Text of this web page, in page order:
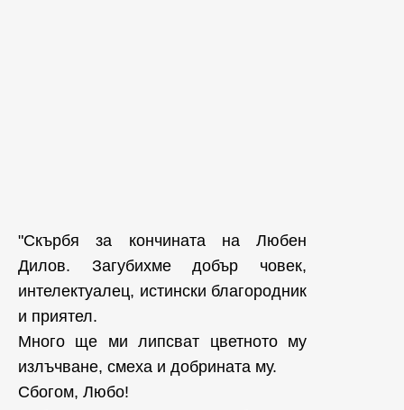
"Скърбя за кончината на Любен
Дилов. Загубихме добър човек,
интелектуалец, истински благородник
и приятел.
Много ще ми липсват цветното му
излъчване, смеха и добрината му.
Сбогом, Любо!